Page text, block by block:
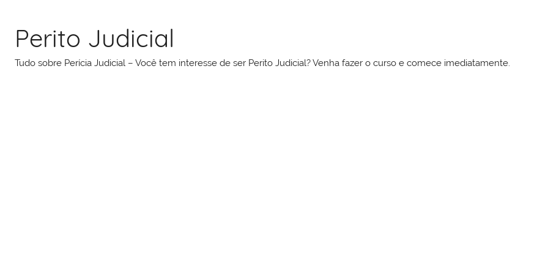
conteúdo
Perito Judicial
Tudo sobre Perícia Judicial – Você tem interesse de ser Perito Judicial? Venha fazer o curso e comece imediatamente.